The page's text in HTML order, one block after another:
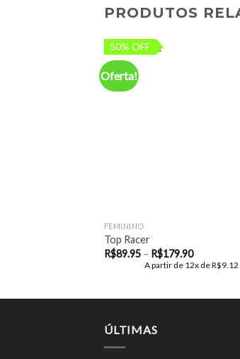
PRODUTOS
Oferta!
50% OFF
FEMININO
Top Racer
R$89.95 – R$179.90Faixa
de
preço:
R$179.90
A partir de 12x deR$9.12
ÚLTIMAS